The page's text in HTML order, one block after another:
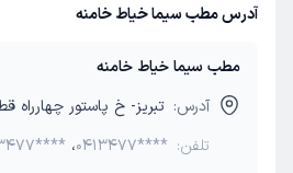
آدرس مطب سیما خیاط خامنه
مطب سیما خیاط خامنه
آدرس: تبریز- خ پاستور
تلفن:
،0413477****